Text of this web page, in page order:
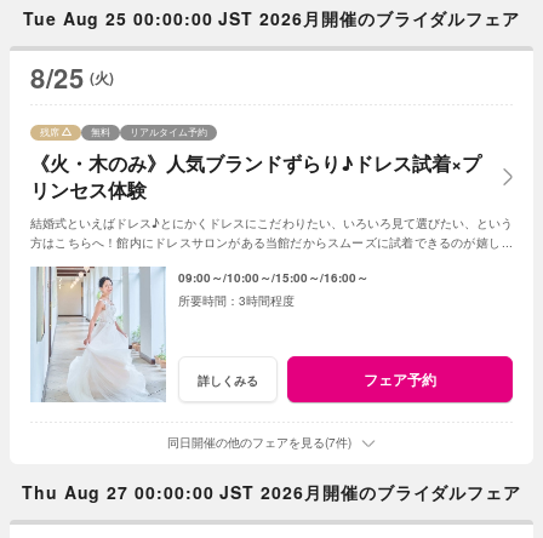
Tue Aug 25 00:00:00 JST 2026月開催のブライダルフェア
8/25 (火)
《火・木のみ》人気ブランドずらり♪ドレス試着×プ
リンセス体験
残席 無料 リアルタイム予約
結婚式といえばドレス♪とにかくドレスにこだわりたい、いろいろ見て選びたい、という
方はこちらへ！館内にドレスサロンがある当館だからスムーズに試着できるのが嬉しい
09:00～ 10:00～ 15:00～ 16:00～
3時間程度
詳しくみる フェア予約
同日開催の他のフェアを見る(7件)
Thu Aug 27 00:00:00 JST 2026月開催のブライダルフェア